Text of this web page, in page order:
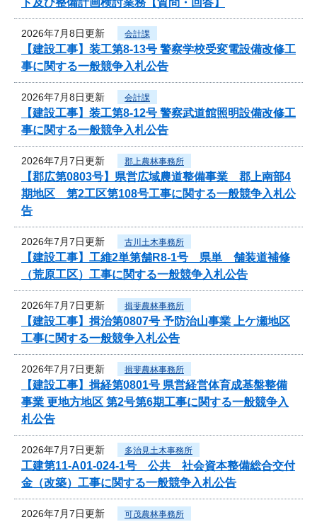
2026年7月8日更新 会計課
【建設工事】装工第8-13号 警察学校受変電設備改修工
事に関する一般競争入札公告
2026年7月8日更新 会計課
【建設工事】装工第8-12号 警察武道館照明設備改修工
事に関する一般競争入札公告
2026年7月7日更新 郡上農林事務所
【郡広第0803号】県営広域農道整備事業 郡上南部4
期地区 第2工区第108号工事に関する一般競争入札公
告
2026年7月7日更新 古川土木事務所
【建設工事】工維2単第舗R8-1号 県単 舗装道補修
（荒原工区）工事に関する一般競争入札公告
2026年7月7日更新 揖斐農林事務所
【建設工事】揖治第0807号 予防治山事業 上ケ瀬地区
工事に関する一般競争入札公告
2026年7月7日更新 揖斐農林事務所
【建設工事】揖経第0801号 県営経営体育成基盤整備
事業 更地方地区 第2号第6期工事に関する一般競争入
札公告
2026年7月7日更新 多治見土木事務所
工建第11-A01-024-1号 公共 社会資本整備総合交付
金（改築）工事に関する一般競争入札公告
2026年7月7日更新 可茂農林事務所